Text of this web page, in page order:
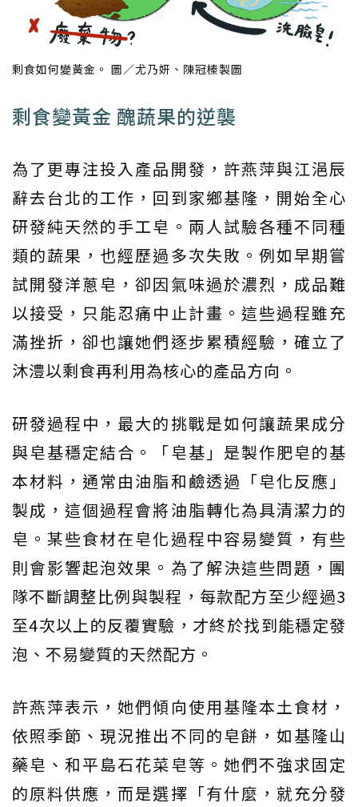
剩食如何變黃金。 圖／尤乃妍、陳冠榛製圖
剩食變黃金 醜蔬果的逆襲
為了更專注投入產品開發，許燕萍與江浥辰
辭去台北的工作，回到家鄉基隆，開始全心
研發純天然的手工皂。兩人試驗各種不同種
類的蔬果，也經歷過多次失敗。例如早期嘗
試開發洋蔥皂，卻因氣味過於濃烈，成品難
以接受，只能忍痛中止計畫。這些過程雖充
滿挫折，卻也讓她們逐步累積經驗，確立了
沐澧以剩食再利用為核心的產品方向。
研發過程中，最大的挑戰是如何讓蔬果成分
與皂基穩定結合。「皂基」是製作肥皂的基
本材料，通常由油脂和鹼透過「皂化反應」
製成，這個過程會將油脂轉化為具清潔力的
皂。某些食材在皂化過程中容易變質，有些
則會影響起泡效果。為了解決這些問題，團
隊不斷調整比例與製程，每款配方至少經過3
至4次以上的反覆實驗，才終於找到能穩定發
泡、不易變質的天然配方。
許燕萍表示，她們傾向使用基隆本土食材，
依照季節、現況推出不同的皂餅，如基隆山
藥皂、和平島石花菜皂等。她們不強求固定
的原料供應，而是選擇「有什麼，就充分發